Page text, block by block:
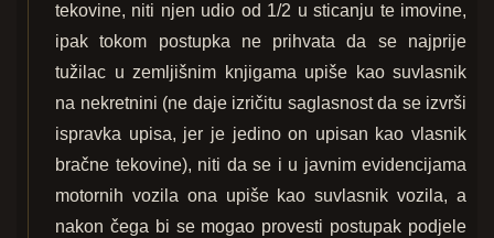
tekovine, niti njen udio od 1/2 u sticanju te imovine,
ipak tokom postupka ne prihvata da se najprije
tužilac u zemljišnim knjigama upiše kao suvlasnik
na nekretnini (ne daje izričitu saglasnost da se izvrši
ispravka upisa, jer je jedino on upisan kao vlasnik
bračne tekovine), niti da se i u javnim evidencijama
motornih vozila ona upiše kao suvlasnik vozila, a
nakon čega bi se mogao provesti postupak podjele